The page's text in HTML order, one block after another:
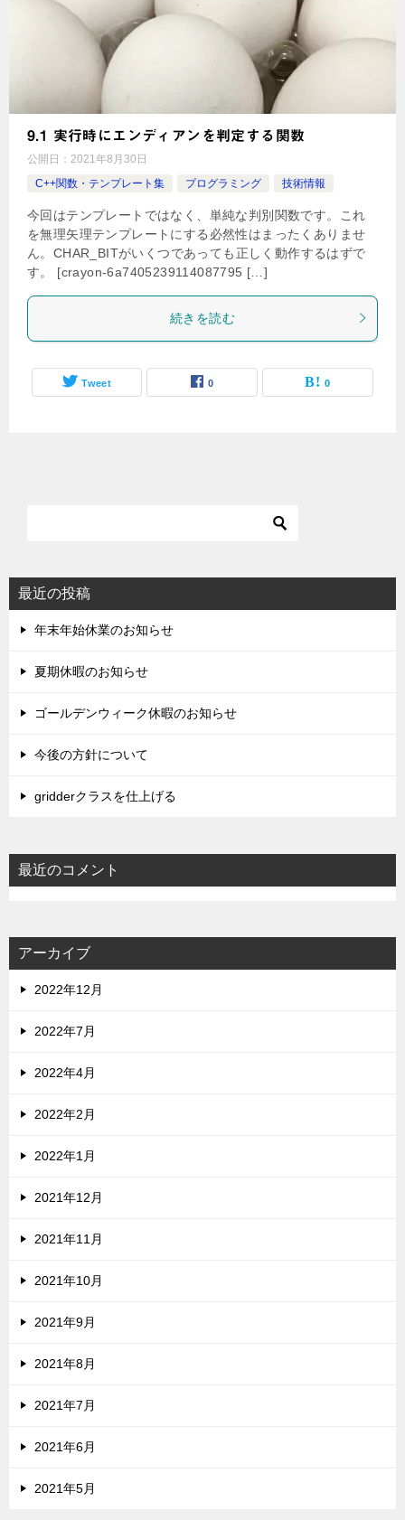
9.1 実行時にエンディアンを判定する関数
公開日： 2021年8月30日
C++関数・テンプレート集
プログラミング 技術情報
今回はテンプレートではなく、単純な判別関数です。これ
を無理矢理テンプレートにする必然性はまったくありませ
ん。CHAR_BITがいくつであっても正しく動作するはずで
す。 [crayon-6a7405239114087795 […]
続きを読む
Tweet 0 0
最近の投稿
年末年始休業のお知らせ
夏期休暇のお知らせ
ゴールデンウィーク休暇のお知らせ
今後の方針について
gridderクラスを仕上げる
最近のコメント
アーカイブ
2022年12月
2022年7月
2022年4月
2022年2月
2022年1月
2021年12月
2021年11月
2021年10月
2021年9月
2021年8月
2021年7月
2021年6月
2021年5月